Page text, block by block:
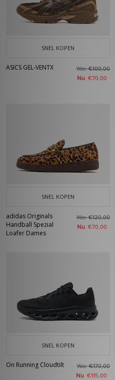
SNEL KOPEN
ASICS GEL-VENTX Was€100,00
Nu €70,00
SNEL KOPEN
adidas Originals
Handball Spezial
Loafer Dames
Was€120,00
Nu €70,00
SNEL KOPEN
On Running Cloudtilt Was€170,00
Nu €115,00